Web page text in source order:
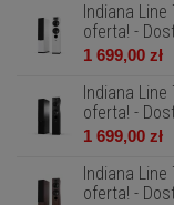
Indiana Line
oferta! -
1 699,00 zł
Indiana
oferta! -
1 699,00 zł
Indiana
oferta! -